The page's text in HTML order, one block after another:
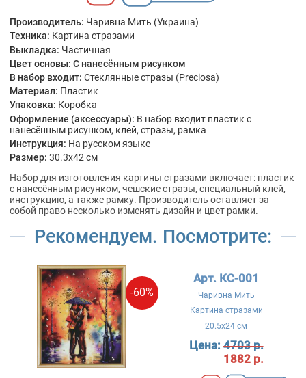
Производитель: Чаривна Мить (Украина)
Техника: Картина стразами
Выкладка: Частичная
Цвет основы: С нанесённым рисунком
В набор входит: Стеклянные стразы (Preciosa)
Материал: Пластик
Упаковка: Коробка
Оформление (аксессуары): В набор входит пластик с
нанесённым рисунком, клей, стразы, рамка
Инструкция: На русском языке
Размер: 30.3x42 см
Набор для изготовления картины стразами включает: пластик
с нанесённым рисунком, чешские стразы, специальный клей,
инструкцию, а также рамку. Производитель оставляет за
собой право несколько изменять дизайн и цвет рамки.
Рекомендуем. Посмотрите:
-60%
Арт. КС-001
Чаривна Мить
Картина стразами
20.5x24 см
Цена:4703 р.
1882 р.